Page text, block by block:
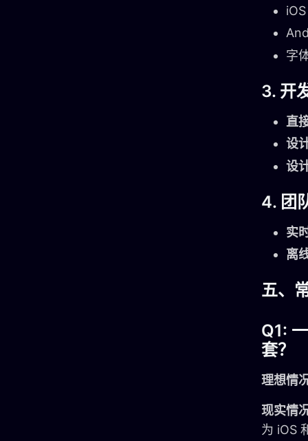
字
3. 开
直
设
设
4. 团
实
离
五、
Q1:
套？
理想情
现实情
为 iOS